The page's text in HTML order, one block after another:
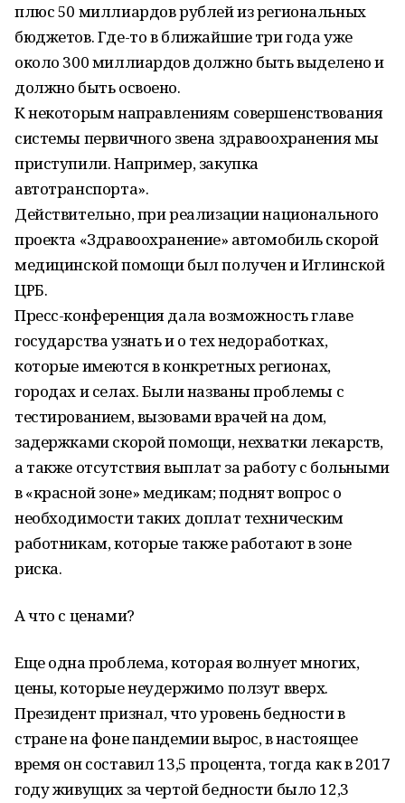
плюс 50 миллиардов рублей из региональных
бюджетов. Где-то в ближайшие три года уже
около 300 миллиардов должно быть выделено и
должно быть освоено.
К некоторым направлениям совершенствования
системы первичного звена здравоохранения мы
приступили. Например, закупка
автотранспорта».
Действительно, при реализации национального
проекта «Здравоохранение» автомобиль скорой
медицинской помощи был получен и Иглинской
ЦРБ.
Пресс-конференция дала возможность главе
государства узнать и о тех недоработках,
которые имеются в конкретных регионах,
городах и селах. Были названы проблемы с
тестированием, вызовами врачей на дом,
задержками скорой помощи, нехватки лекарств,
а также отсутствия выплат за работу с больными
в «красной зоне» медикам; поднят вопрос о
необходимости таких доплат техническим
работникам, которые также работают в зоне
риска.
А что с ценами?
Еще одна проблема, которая волнует многих,
цены, которые неудержимо ползут вверх.
Президент признал, что уровень бедности в
стране на фоне пандемии вырос, в настоящее
время он составил 13,5 процента, тогда как в 2017
году живущих за чертой бедности было 12,3